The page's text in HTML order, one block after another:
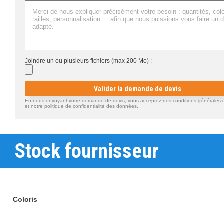
Joindre un ou plusieurs fichiers (max 200 Mo) :
Valider la demande de devis
En nous envoyant votre demande de devis, vous acceptez nos conditions générales
et notre politique de confidentialité des données.
Stock fournisseur
Coloris